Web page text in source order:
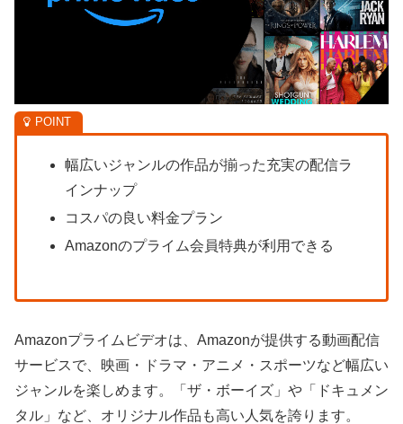
幅広いジャンルの作品が揃った充実の配信ラ
インナップ
コスパの良い料金プラン
Amazonのプライム会員特典が利用できる
Amazonプライムビデオは、Amazonが提供する動画配信
サービスで、映画・ドラマ・アニメ・スポーツなど幅広い
ジャンルを楽しめます。「ザ・ボーイズ」や「ドキュメン
タル」など、オリジナル作品も高い人気を誇ります。